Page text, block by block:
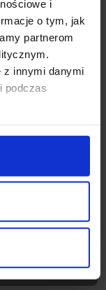
i
o tym, jak
partnerom
z innymi danymi
podczas
midi LED
natynkowy
zł